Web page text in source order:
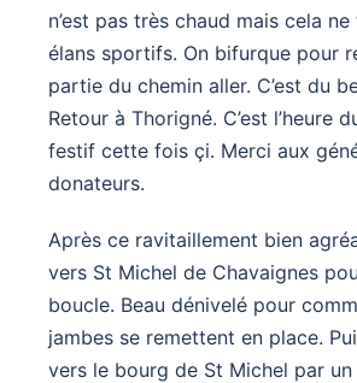
n’est pas très chaud mais cela
élans sportifs. On bifurque pour
partie du chemin aller. C’est du
Retour à Thorigné. C’est l’heure
festif cette fois çi. Merci aux
donateurs.
Après ce ravitaillement bien
vers St Michel de Chavaignes
boucle. Beau dénivelé pour
jambes se remettent en place.
vers le bourg de St Michel par